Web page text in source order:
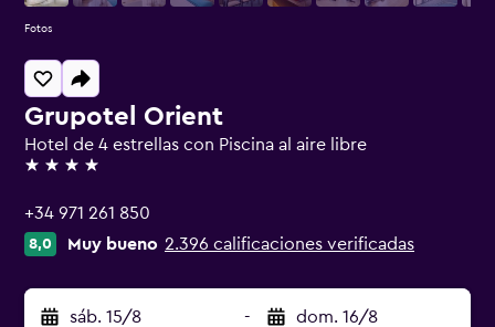
Grupotel Orient
Hotel de 4 estrellas con Piscina al aire libre
4 estrellas
+34 971 261 850
8,0 Muy bueno 2.396 calificaciones verificadas
sáb. 15/8 - dom. 16/8
Fotos